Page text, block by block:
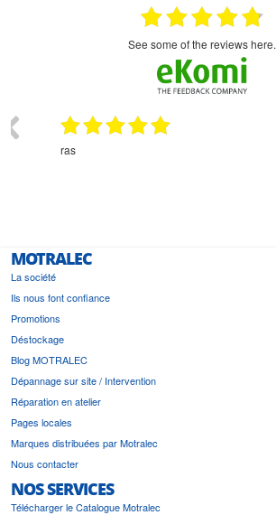
see some of the reviews here.
ras
MOTRALEC
La société
Ils nous font confiance
Promotions
Déstockage
Blog MOTRALEC
Dépannage sur site / Intervention
Réparation en atelier
Pages locales
Marques distribuées par Motralec
Nous contacter
NOS SERVICES
Télécharger le Catalogue Motralec